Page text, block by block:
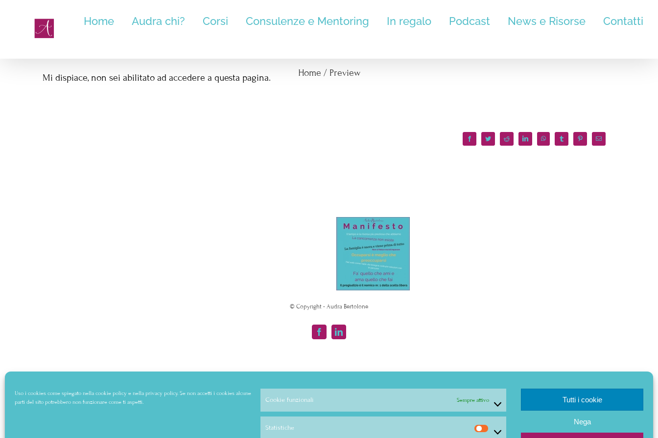
Uso i cookies come spiegato nella cookie policy e nella privacy policy. Se non accetti i cookies alcune
parti del sito potrebbero non funzionare come ti aspetti.
Cookie funzionali Sempre attivo
Statistiche
Tutti i cookie
Nega
Home Audra chi? Corsi Consulenze e Mentoring In regalo Podcast News e Risorse Contatti
Home / Preview
Mi dispiace, non sei abilitato ad accedere a questa pagina.
FacebookTwitter Reddit LinkedInWhatsAppTumblr PinterestEmail
© Copyright - Audra Bertolone
FacebookLinkedIn